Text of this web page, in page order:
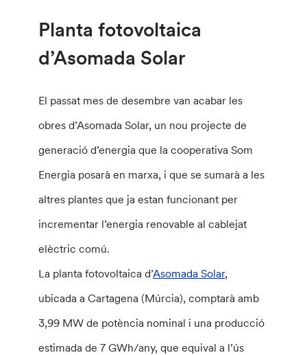
Planta fotovoltaica
d’Asomada Solar
El passat mes de desembre van acabar les
obres d’Asomada Solar, un nou projecte de
generació d’energia que la cooperativa Som
Energia posarà en marxa, i que se sumarà a les
altres plantes que ja estan funcionant per
incrementar l’energia renovable al cablejat
elèctric comú.
La planta fotovoltaica d’Asomada Solar,
ubicada a Cartagena (Múrcia), comptarà amb
3,99 MW de potència nominal i una producció
estimada de 7 GWh/any, que equival a l’ús